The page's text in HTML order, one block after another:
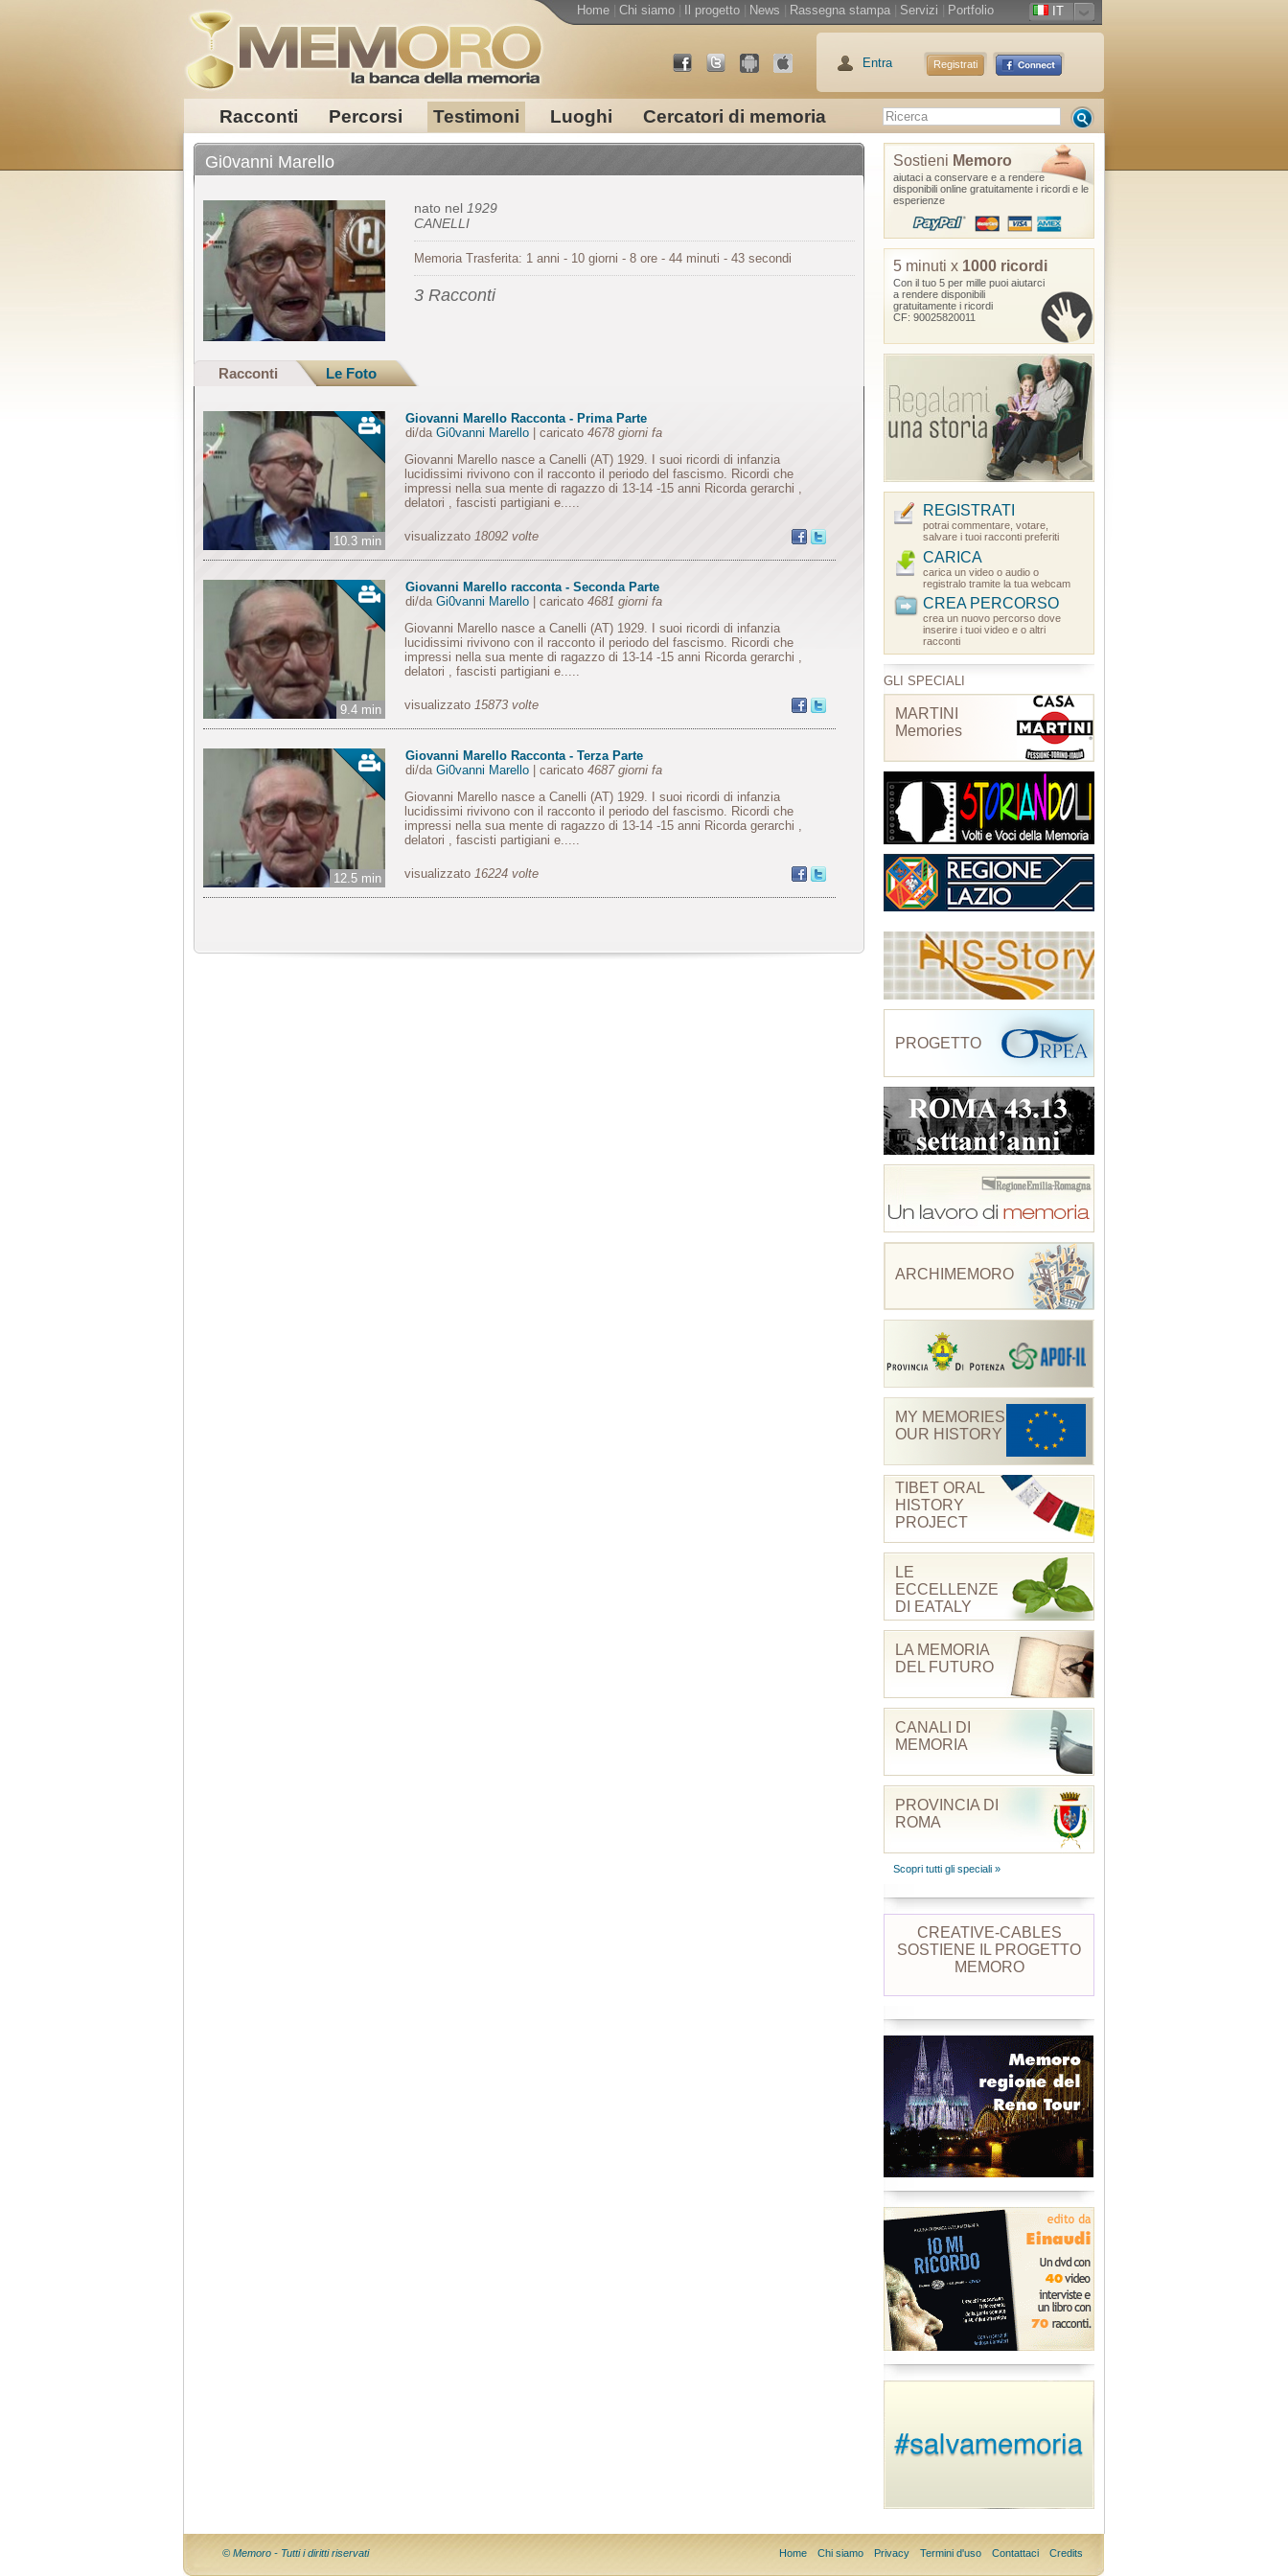
Racconti Percorsi Testimoni Luoghi Cercatori di memoria
Home Chi siamo Il progetto News Rassegna stampa Servizi Portfolio IT
Entra Registrati
Gi0vanni Marello
nato nel 1929
CANELLI
Memoria Trasferita: 1 anni - 10 giorni - 8 ore - 44 minuti - 43 secondi
3 Racconti
Racconti Le Foto
10.3 min
Giovanni Marello Racconta - Prima Parte
di/da Gi0vanni Marello| caricato 4678 giorni fa
Giovanni Marello nasce a Canelli (AT) 1929. I suoi ricordi di infanzia
lucidissimi rivivono con il racconto il periodo del fascismo. Ricordi che
impressi nella sua mente di ragazzo di 13-14 -15 anni Ricorda gerarchi ,
delatori , fascisti partigiani e.....
visualizzato 18092 volte
9.4 min
Giovanni Marello racconta - Seconda Parte
di/da Gi0vanni Marello| caricato 4681 giorni fa
Giovanni Marello nasce a Canelli (AT) 1929. I suoi ricordi di infanzia
lucidissimi rivivono con il racconto il periodo del fascismo. Ricordi che
impressi nella sua mente di ragazzo di 13-14 -15 anni Ricorda gerarchi ,
delatori , fascisti partigiani e.....
visualizzato 15873 volte
12.5 min
Giovanni Marello Racconta - Terza Parte
di/da Gi0vanni Marello| caricato 4687 giorni fa
Giovanni Marello nasce a Canelli (AT) 1929. I suoi ricordi di infanzia
lucidissimi rivivono con il racconto il periodo del fascismo. Ricordi che
impressi nella sua mente di ragazzo di 13-14 -15 anni Ricorda gerarchi ,
delatori , fascisti partigiani e.....
visualizzato 16224 volte
Sostieni Memoro
aiutaci a conservare e a rendere
disponibili online gratuitamente i ricordi e le
esperienze
5 minuti x 1000 ricordi
Con il tuo 5 per mille puoi aiutarci
a rendere disponibili
gratuitamente i ricordi
CF: 90025820011
REGISTRATI
potrai commentare, votare,
salvare i tuoi racconti preferiti
CARICA
carica un video o audio o
registralo tramite la tua webcam
CREA PERCORSO
crea un nuovo percorso dove
inserire i tuoi video e o altri
racconti
GLI SPECIALI
MARTINI
Memories
PROGETTO
ARCHIMEMORO
MY MEMORIES
OUR HISTORY
TIBET ORAL
HISTORY
PROJECT
LE
ECCELLENZE
DI EATALY
LA MEMORIA
DEL FUTURO
CANALI DI
MEMORIA
PROVINCIA DI
ROMA
Scopri tutti gli speciali »
CREATIVE-CABLES
SOSTIENE IL PROGETTO
MEMORO
© Memoro - Tutti i diritti riservati Home Chi siamo Privacy Termini d'uso Contattaci Credits